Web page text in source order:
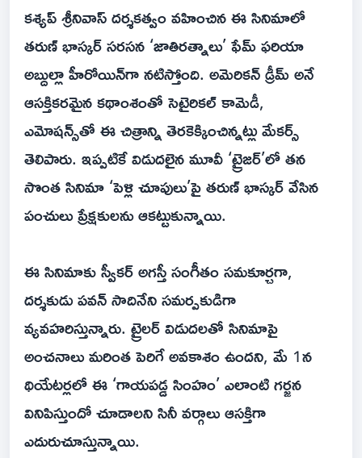
కశ్యప్ శ్రీనివాస్ దర్శకత్వం వహించిన ఈ సినిమాలో
తరుణ్ భాస్కర్ సరసన ‘జాతిరత్నాలు’ ఫేమ్ ఫరియా
అబ్దుల్లా హీరోయిన్‌గా నటిస్తోంది. అమెరికన్ డ్రీమ్ అనే
ఆసక్తికరమైన కథాంశంతో సెటైరికల్ కామెడీ,
ఎమోషన్స్‌తో ఈ చిత్రాన్ని తెరకెక్కించిన్నట్లు మేకర్స్
తెలిపారు. ఇప్పటికే విడుదలైన మూవీ ‘ట్రైజర్’లో తన
సొంత సినిమా ‘పెళ్లి చూపులు’పై తరుణ్ భాస్కర్ వేసిన
పంచులు ప్రేక్షకులను ఆకట్టుకున్నాయి.
ఈ సినిమాకు స్వీకర్ అగస్తీ సంగీతం సమకూర్చగా,
దర్శకుడు పవన్ సాదినేని సమర్పకుడిగా
వ్యవహరిస్తున్నారు. ట్రైలర్ విడుదలతో సినిమాపై
అంచనాలు మరింత పెరిగే అవకాశం ఉందని, మే 1న
థియేటర్లలో ఈ ‘గాయపడ్డ సింహం’ ఎలాంటి గర్జన
వినిపిస్తుందో చూడాలని సినీ వర్గాలు ఆసక్తిగా
ఎదురుచూస్తున్నాయి.